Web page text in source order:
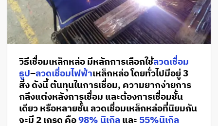
วิธีเชื่อมเหล็กหล่อ มีหลักการเลือกใช้ลวดเชื่อม
ธูป–ลวดเชื่อมไฟฟ้าเหล็กหล่อ โดยทั่วไปมีอยู่ 3
สิ่ง ดังนี้ ต้นทุนในการเชื่อม, ความยากง่ายการ
กลึงแต่งหลังการเชื่อม และต้องการเชื่อมชั้น
เดียว หรือหลายชั้น ลวดเชื่อมเหล็กหล่อที่นิยมกัน
จะมี 2 เกรด คือ98% นิเกิล และ 55%นิเกิล